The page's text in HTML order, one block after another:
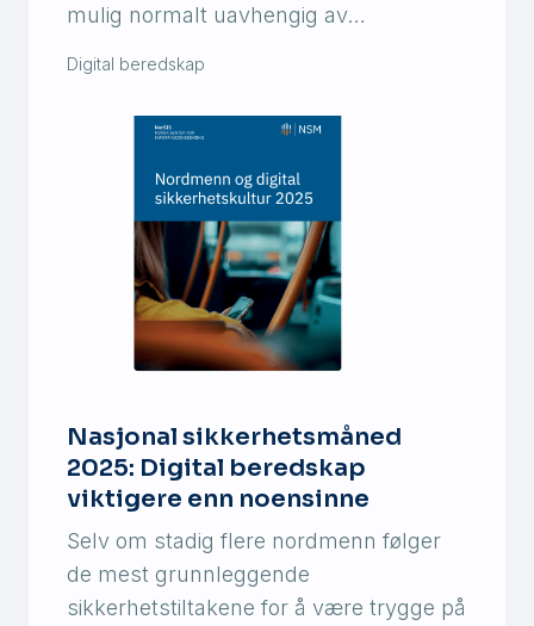
mulig normalt uavhengig av…
Digital beredskap
Nasjonal sikkerhetsmåned
2025: Digital beredskap
viktigere enn noensinne
Selv om stadig flere nordmenn følger
de mest grunnleggende
sikkerhetstiltakene for å være trygge på